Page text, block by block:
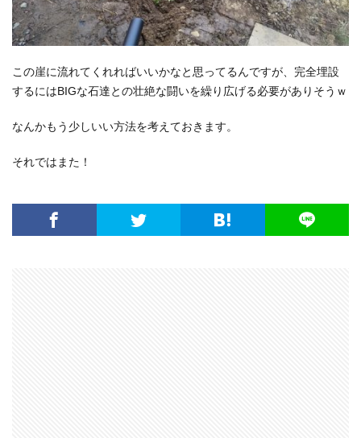
この崖に流れてくれればいいかなと思ってるんですが、完全埋設
するにはBIGな石達との壮絶な闘いを繰り広げる必要がありそうｗ
なんかもう少しいい方法を考えておきます。
それではまた！